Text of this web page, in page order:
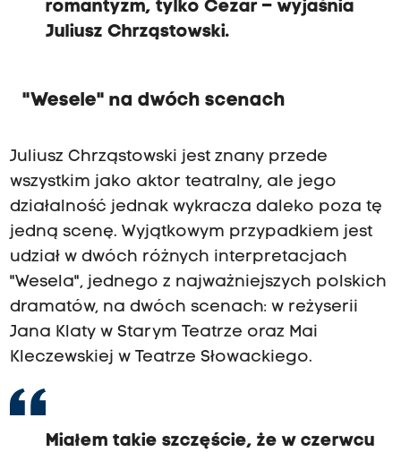
romantyzm, tylko Cezar – wyjaśnia
Juliusz Chrząstowski.
"Wesele" na dwóch scenach
Juliusz Chrząstowski jest znany przede
wszystkim jako aktor teatralny, ale jego
działalność jednak wykracza daleko poza tę
jedną scenę. Wyjątkowym przypadkiem jest
udział w dwóch różnych interpretacjach
"Wesela", jednego z najważniejszych polskich
dramatów, na dwóch scenach: w reżyserii
Jana Klaty w Starym Teatrze oraz Mai
Kleczewskiej w Teatrze Słowackiego.
Miałem takie szczęście, że w czerwcu